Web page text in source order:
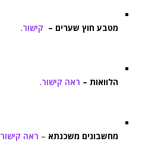
מטבע חוץ שערים – קישור.
הלוואות – ראה קישור.
מחשבונים משכנתא – ראה קישור